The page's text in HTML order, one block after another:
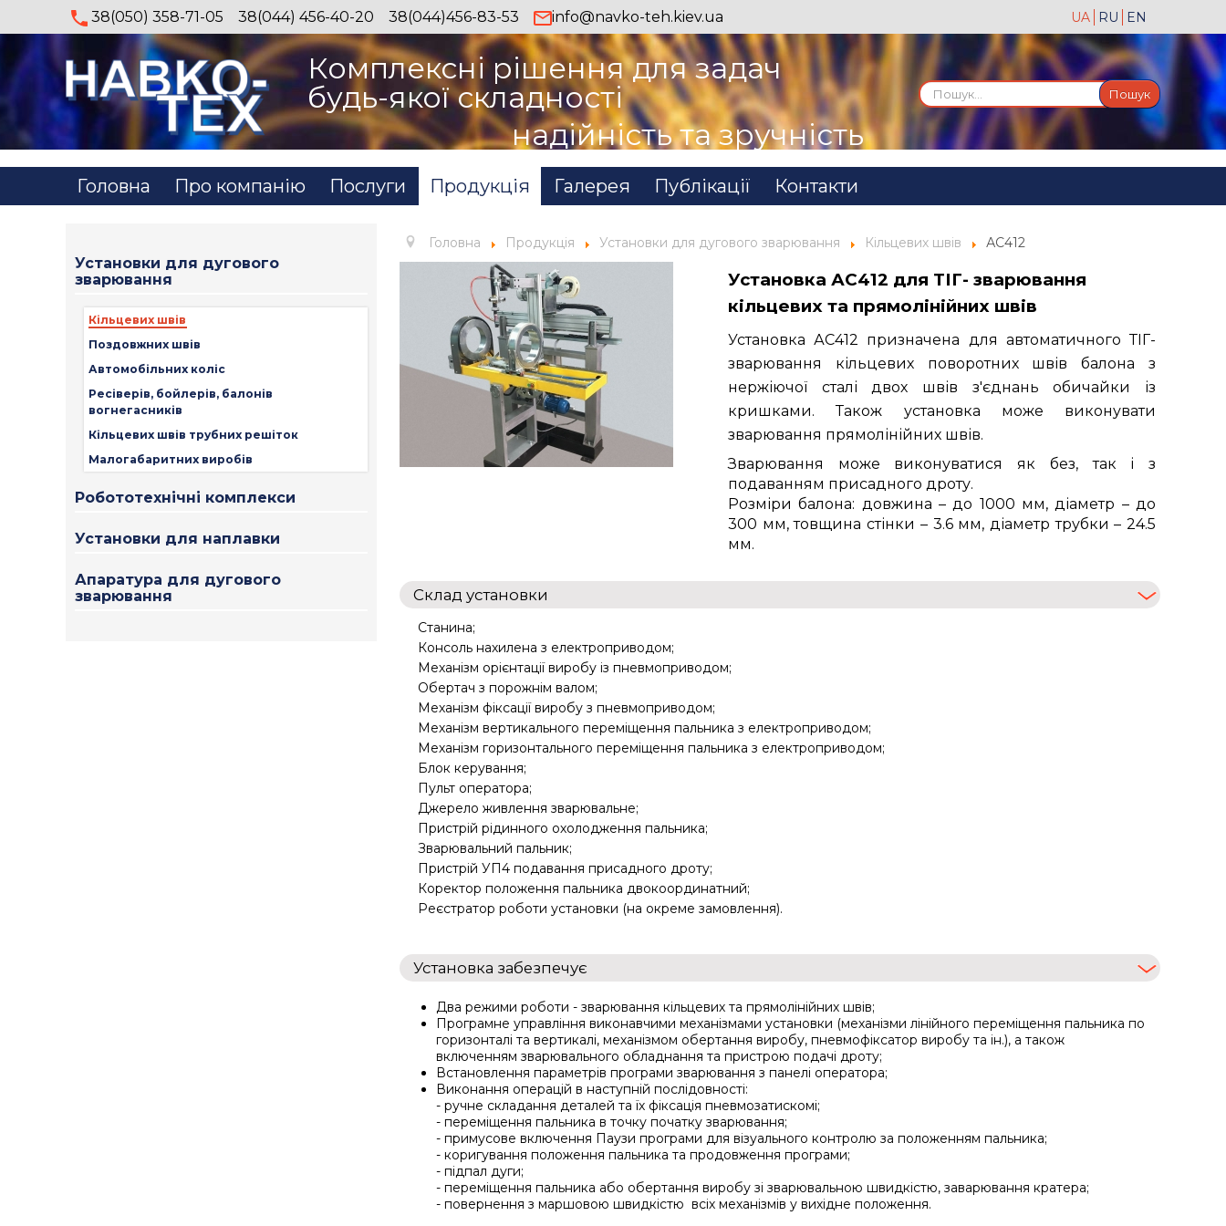
38(050) 358-71-05 38(044) 456-40-20 38(044)456-83-53 info@navko-teh.kiev.ua UA RU EN
Пошук... Пошук
Комплексні рішення для задач
будь-якої складності
надійність та зручність
Головна Про компанію Послуги Продукція Галерея Публікації Контакти
Установки для дугового
зварювання
Кільцевих швів
Поздовжних швів
Автомобільних коліс
Ресіверів, бойлерів, балонів
вогнегасників
Кільцевих швів трубних решіток
Малогабаритних виробів
Робототехнічні комплекси
Установки для наплавки
Апаратура для дугового
зварювання
Головна Продукція Установки для дугового зварювання Кільцевих швів АС412
Установка АС412 для ТІГ- зварювання
кільцевих та прямолінійних швів
Установка АС412 призначена для автоматичного ТІГ-
зварювання кільцевих поворотних швів балона з
нержіючої сталі двох швів з'єднань обичайки із
кришками. Також установка може виконувати
зварювання прямолінійних швів.
Зварювання може виконуватися як без, так і з
подаванням присадного дроту.
Розміри балона: довжина – до 1000 мм, діаметр – до
300 мм, товщина стінки – 3.6 мм, діаметр трубки – 24.5
мм.
Склад установки
Станина;
Консоль нахилена з електроприводом;
Механізм орієнтації виробу із пневмоприводом;
Обертач з порожнім валом;
Механізм фіксації виробу з пневмоприводом;
Механізм вертикального переміщення пальника з електроприводом;
Механізм горизонтального переміщення пальника з електроприводом;
Блок керування;
Пульт оператора;
Джерело живлення зварювальне;
Пристрій рідинного охолодження пальника;
Зварювальний пальник;
Пристрій УП4 подавання присадного дроту;
Коректор положення пальника двокоординатний;
Реєстратор роботи установки (на окреме замовлення).
Установка забезпечує
Два режими роботи - зварювання кільцевих та прямолінійних швів;
Програмне управління виконавчими механізмами установки (механізми лінійного переміщення пальника по
горизонталі та вертикалі, механізмом обертання виробу, пневмофіксатор виробу та ін.), а також
включенням зварювального обладнання та пристрою подачі дроту;
Встановлення параметрів програми зварювання з панелі оператора;
Виконання операцій в наступній послідовності:
- ручне складання деталей та їх фіксація пневмозатискомі;
- переміщення пальника в точку початку зварювання;
- примусове включення Паузи програми для візуального контролю за положенням пальника;
- коригування положення пальника та продовження програми;
- підпал дуги;
- переміщення пальника або обертання виробу зі зварювальною швидкістю, заварювання кратера;
- повернення з маршовою швидкістю всіх механізмів у вихідне положення.